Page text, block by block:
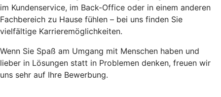
im Kundenservice, im Back-Office oder in einem anderen
Fachbereich zu Hause fühlen – bei uns finden Sie
vielfältige Karrieremöglichkeiten.
Wenn Sie Spaß am Umgang mit Menschen haben und
lieber in Lösungen statt in Problemen denken, freuen wir
uns sehr auf Ihre Bewerbung.